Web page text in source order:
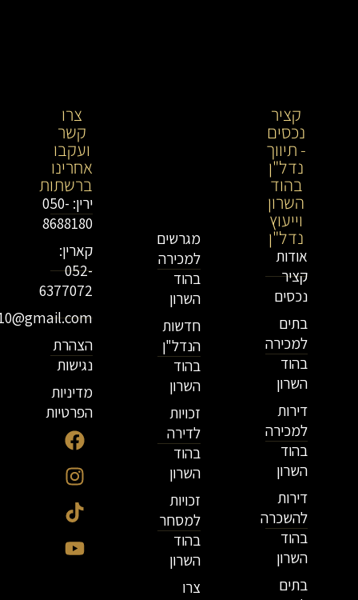
קציר
נכסים
- תיווך
נדל"ן
בהוד
השרון
וייעוץ
נדל"ן
אודות
קציר
נכסים
בתים
למכירה
בהוד
השרון
דירות
למכירה
בהוד
השרון
דירות
להשכרה
בהוד
השרון
בתים
מגרשים
למכירה
בהוד
השרון
חדשות
הנדל"ן
בהוד
השרון
זכויות
לדירה
בהוד
השרון
זכויות
למסחר
בהוד
השרון
צרו
צרו
קשר
ועקבו
אחרינו
ברשתות
ירין: 050-
8688180
קארין:
052-
6377072
הצהרת
נגישות
מדיניות
הפרטיות